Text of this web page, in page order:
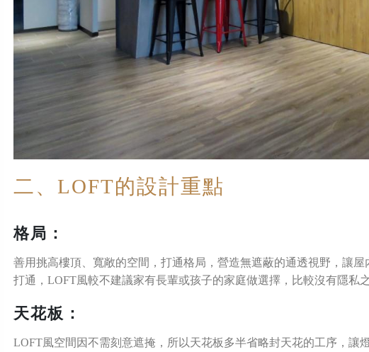
二、LOFT的設計重點
格局：
善用挑高樓頂、寬敞的空間，打通格局，營造無遮蔽的通透視野，讓
打通，LOFT風較不建議家有長輩或孩子的家庭做選擇，比較沒有隱私
天花板：
LOFT風空間因不需刻意遮掩，所以天花板多半省略封天花的工序，讓